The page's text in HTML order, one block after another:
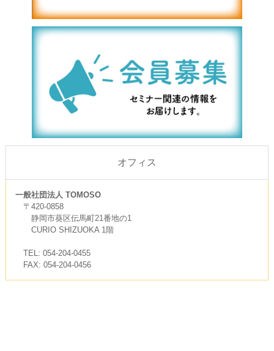
オフィス
一般社団法人 TOMOSO
〒420-0858
静岡市葵区伝馬町21番地の1
CURIO SHIZUOKA 1階
TEL: 054-204-0455
FAX: 054-204-0456